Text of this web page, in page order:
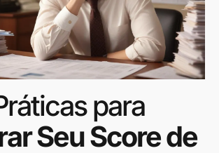
para
Seu Score de